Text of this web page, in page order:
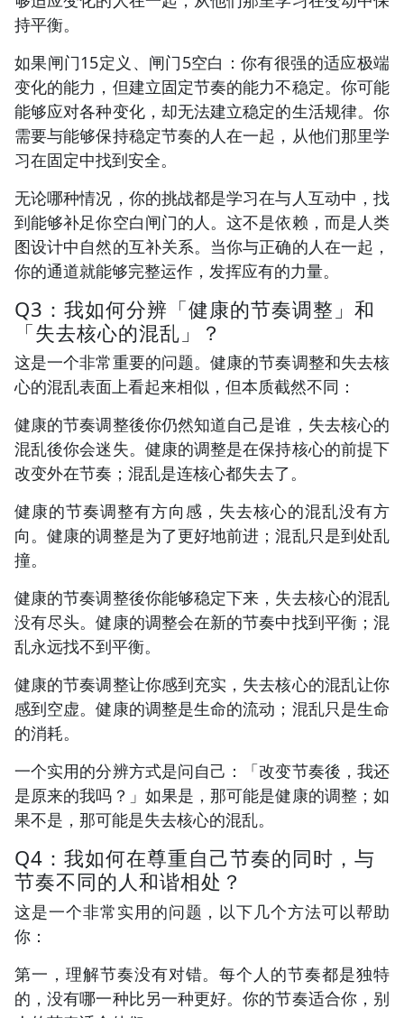
持平衡。
如果闸门15定义、闸门5空白：你有很强的适应极端
变化的能力，但建立固定节奏的能力不稳定。你可能
能够应对各种变化，却无法建立稳定的生活规律。你
需要与能够保持稳定节奏的人在一起，从他们那里学
习在固定中找到安全。
无论哪种情况，你的挑战都是学习在与人互动中，找
到能够补足你空白闸门的人。这不是依赖，而是人类
图设计中自然的互补关系。当你与正确的人在一起，
你的通道就能够完整运作，发挥应有的力量。
Q3：我如何分辨「健康的节奏调整」和
「失去核心的混乱」？
这是一个非常重要的问题。健康的节奏调整和失去核
心的混乱表面上看起来相似，但本质截然不同：
健康的节奏调整後你仍然知道自己是谁，失去核心的
混乱後你会迷失。健康的调整是在保持核心的前提下
改变外在节奏；混乱是连核心都失去了。
健康的节奏调整有方向感，失去核心的混乱没有方
向。健康的调整是为了更好地前进；混乱只是到处乱
撞。
健康的节奏调整後你能够稳定下来，失去核心的混乱
没有尽头。健康的调整会在新的节奏中找到平衡；混
乱永远找不到平衡。
健康的节奏调整让你感到充实，失去核心的混乱让你
感到空虚。健康的调整是生命的流动；混乱只是生命
的消耗。
一个实用的分辨方式是问自己：「改变节奏後，我还
是原来的我吗？」如果是，那可能是健康的调整；如
果不是，那可能是失去核心的混乱。
Q4：我如何在尊重自己节奏的同时，与
节奏不同的人和谐相处？
这是一个非常实用的问题，以下几个方法可以帮助
你：
第一，理解节奏没有对错。每个人的节奏都是独特
的，没有哪一种比另一种更好。你的节奏适合你，别